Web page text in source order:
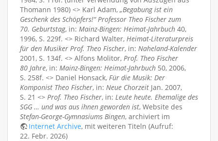
Thomann 1980) <> Karl Adam, „Begabung ist ein
Geschenk des Schöpfers!“ Professor Theo Fischer zum
70. Geburtstag, in: Mainz-Bingen: Heimat-Jahrbuch 40,
1996, S. 229f. <> Richard Walter, Heimat-Literaturpreis
für den Musiker Prof. Theo Fischer, in: Naheland-Kalender
2001, S. 134f. <> Alfons Molitor, Prof. Theo Fischer
80 Jahre, in: Mainz-Bingen: Heimat-Jahrbuch 50, 2006,
S. 258f. <> Daniel Honsack, Für die Musik: Der
Komponist Theo Fischer, in: Neue Chorzeit Jan. 2007,
S. 21 <> Prof. Theo Fischer, in: Leute heute. Ehemalige des
SGG … und was aus ihnen geworden ist, Website des
Stefan-George-Gymnasiums Bingen, archiviert im
Internet Archive, mit weiteren Titeln (Aufruf:
22. Febr. 2026)